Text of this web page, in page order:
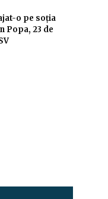
o pe soția
Popa, 23 de